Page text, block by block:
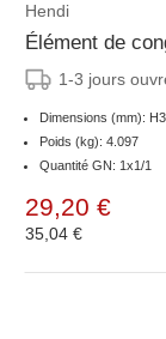
Hendi
Élément de
1-3 jours
Dimensions (mm):
Poids (kg): 4.097
Quantité GN: 1x1/1
29,20 €
35,04 €